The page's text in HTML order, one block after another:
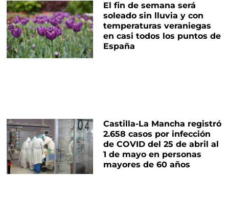
El fin de semana será
soleado sin lluvia y con
temperaturas veraniegas
en casi todos los puntos de
España
Castilla-La Mancha registró
2.658 casos por infección
de COVID del 25 de abril al
1 de mayo en personas
mayores de 60 años